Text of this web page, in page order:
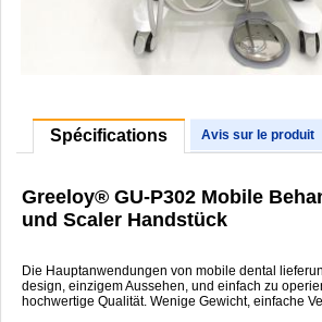
Spécifications Avis sur le produit
Greeloy® GU-P302 Mobile
und Scaler Handstück
Die Hauptanwendungen von mobile dental
design, einzigem Aussehen, und einfach zu
hochwertige Qualität. Wenige Gewicht, einfache